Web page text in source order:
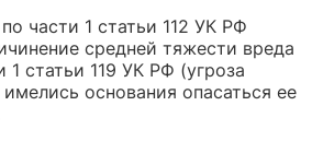
части 1 статьи 112 УК РФ
средней тяжести вреда
1 статьи 119 УК РФ (угроза
основания опасаться ее